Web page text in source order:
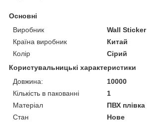
Основні
Виробник
Wall Sticker
Країна виробник
Китай
Колір
Сірий
Користувальницькі характеристики
Довжина:
10000
Кількість в пакованні
1
Матеріал
ПВХ плівка
Стан
Нове